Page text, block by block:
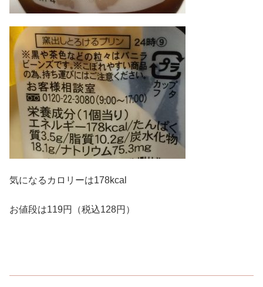
気になるカロリーは178kcal
お値段は119円（税込128円）